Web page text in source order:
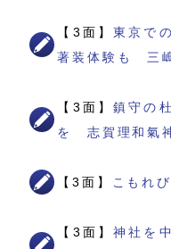
【3面】東京で
著装体験も 三
【3面】鎮守の
を 志賀理和氣
【3面】 こもれび
【3面】神社を